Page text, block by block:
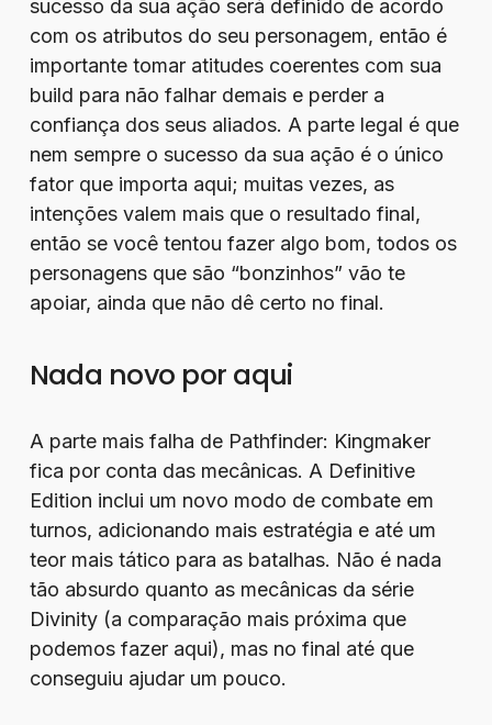
sucesso da sua ação será definido de acordo
com os atributos do seu personagem, então é
importante tomar atitudes coerentes com sua
build para não falhar demais e perder a
confiança dos seus aliados. A parte legal é que
nem sempre o sucesso da sua ação é o único
fator que importa aqui; muitas vezes, as
intenções valem mais que o resultado final,
então se você tentou fazer algo bom, todos os
personagens que são “bonzinhos” vão te
apoiar, ainda que não dê certo no final.
Nada novo por aqui
A parte mais falha de Pathfinder: Kingmaker
fica por conta das mecânicas. A Definitive
Edition inclui um novo modo de combate em
turnos, adicionando mais estratégia e até um
teor mais tático para as batalhas. Não é nada
tão absurdo quanto as mecânicas da série
Divinity (a comparação mais próxima que
podemos fazer aqui), mas no final até que
conseguiu ajudar um pouco.